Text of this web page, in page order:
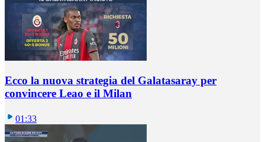
Ecco la nuova strategia del Galatasaray per
convincere Leao e il Milan
01:33